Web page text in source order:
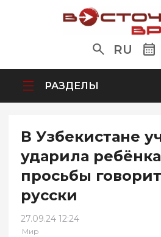
RU
РАЗДЕЛЫ
В Узбекистане
ударила
просьбы
русски
27.09.24 12:24
Мир